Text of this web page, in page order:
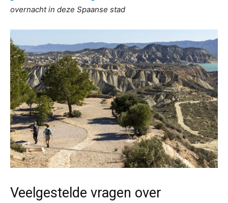
overnacht in deze Spaanse stad
Veelgestelde vragen over